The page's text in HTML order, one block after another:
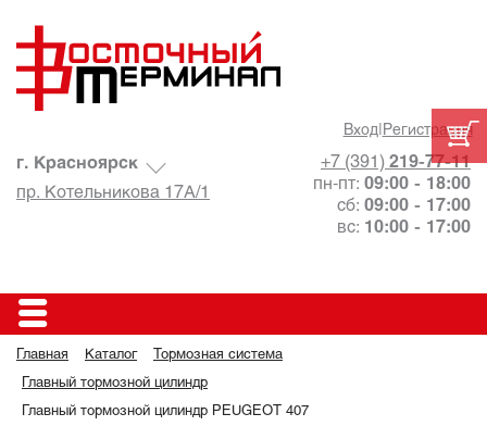
Вход| Регистрация
+7 (391) 219-77-11
пн-пт: 09:00 - 18:00
сб: 09:00 - 17:00
вс: 10:00 - 17:00
г. Красноярск
пр. Котельникова 17А/1
Главная Каталог Тормозная система
Главный тормозной цилиндр
Главный тормозной цилиндр PEUGEOT 407